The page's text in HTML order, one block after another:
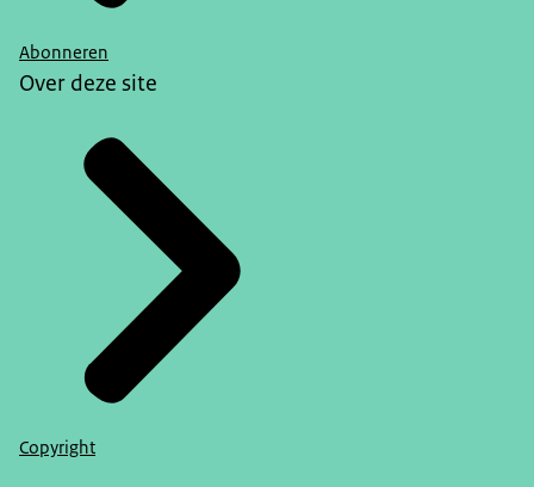
Abonneren
Over deze site
Copyright